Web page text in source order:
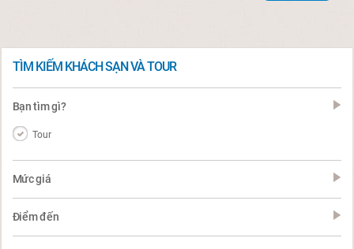
TÌM KIẾM KHÁCH SẠN VÀ TOUR
Bạn tìm gì?
Tour
Mức giá
Điểm đến